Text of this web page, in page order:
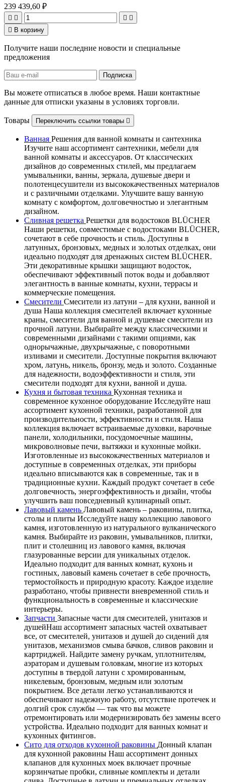
239 439,60 ₽
   
 В корзину
Получите наши последние новости и специальные
предложения
Вы можете отписаться в любое время. Наши контактные
данные для отписки указаны в условиях торговли.
Товары Переключить ссылки товары 
Ванная Решения для ванной комнаты и сантехника
Изучите наш ассортимент сантехники, мебели для
ванной комнаты и аксессуаров. От классических
дизайнов до современных стилей, мы предлагаем
умывальники, ванны, зеркала, душевые двери и
полотенцесушители из высококачественных материалов
и с различными отделками. Улучшите вашу ванную
комнату с комфортом, долговечностью и элегантным
дизайном.
Сливная решетка Решетки для водостоков BLÜCHER
Наши решетки, совместимые с водостоками BLÜCHER,
сочетают в себе прочность и стиль. Доступны в
латунных, бронзовых, медных и золотых отделках, они
идеально подходят для дренажных систем BLÜCHER.
Эти декоративные крышки защищают водосток,
обеспечивают эффективный поток воды и добавляют
элегантность в ванные комнаты, кухни, террасы и
коммерческие помещения.
Смесители Смесители из латуни – для кухни, ванной и
душа Наша коллекция смесителей включает кухонные
краны, смесители для ванной и душевые смесители из
прочной латуни. Выбирайте между классическими и
современными дизайнами с такими опциями, как
однорычажные, двухрычажные, с поворотными
изливами и смесители. Доступные покрытия включают
хром, латунь, никель, бронзу, медь и золото. Созданные
для надежности, водоэффективности и стиля, эти
смесители подходят для кухни, ванной и душа.
Кухня и бытовая техника Кухонная техника и
современное кухонное оборудование Исследуйте наш
ассортимент кухонной техники, разработанной для
производительности, эффективности и стиля. Наша
коллекция включает встраиваемые духовки, варочные
панели, холодильники, посудомоечные машины,
микроволновые печи, вытяжки и кухонные мойки.
Изготовленные из высококачественных материалов и
доступные в современных отделках, эти приборы
идеально вписываются как в современные, так и в
традиционные кухни. Каждый продукт сочетает в себе
долговечность, энергоэффективность и дизайн, чтобы
улучшить ваш повседневный кулинарный опыт.
Лавовый камень Лавовый камень – раковины, плитка,
столы и плиты Исследуйте нашу коллекцию лавового
камня, изготовленную из натурального вулканического
камня. Выбирайте из раковин, умывальников, плитки,
плит и столешниц из лавового камня, включая
глазурованные версии для уникальных отделок.
Идеально подходит для ванных комнат, кухонь и
гостиных, лавовый камень сочетает в себе прочность,
термостойкость и природную красоту. Каждое изделие
разработано, чтобы привнести вневременной стиль и
функциональность в современные и классические
интерьеры.
Запчасти Запасные части для смесителей, унитазов и
душейНаш ассортимент запасных частей охватывает
все, от смесителей, унитазов и душей до сидений для
унитазов, механизмов смыва бачков, сливов раковин и
картриджей. Найдите замену ручкам, уплотнителям,
аэраторам и душевым головкам, многие из которых
доступны в твердой латуни с хромированным,
никелевым, бронзовым, медным или золотым
покрытием. Все детали легко устанавливаются и
обеспечивают надежную работу, отсутствие протечек и
долгий срок службы — так что вы можете
отремонтировать или модернизировать без замены всего
устройства. Идеально подходит для ванных комнат и
кухонных фитингов.
Сито для отходов кухонной раковины Донный клапан
для кухонной раковины Наш ассортимент донных
клапанов для кухонных моек включает прочные
корзинчатые пробки, сливные комплекты и детали